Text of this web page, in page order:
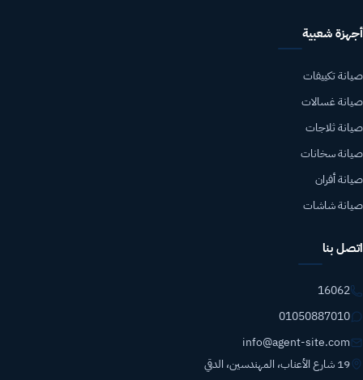
أجهزة شعبية
صيانة تكييفات
صيانة غسالات
صيانة ثلاجات
صيانة سخانات
صيانة أفران
صيانة شاشات
اتصل بنا
16062
01050887010
info@agent-site.com
19 شارع الأعناب، المهندسين، الدقي